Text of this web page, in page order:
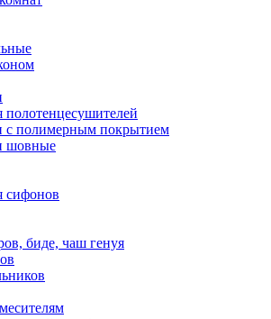
с полимерным покрытием
шовные
сифонов
биде, чаш генуя